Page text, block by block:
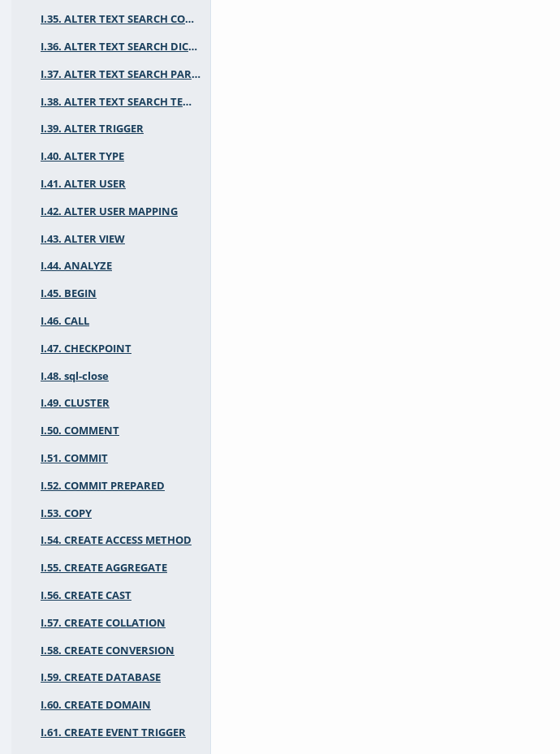
I.35. ALTER TEXT SEARCH CONFIGURATION
I.36. ALTER TEXT SEARCH DICTIONARY
I.37. ALTER TEXT SEARCH PARSER
I.38. ALTER TEXT SEARCH TEMPLATE
I.39. ALTER TRIGGER
I.40. ALTER TYPE
I.41. ALTER USER
I.42. ALTER USER MAPPING
I.43. ALTER VIEW
I.44. ANALYZE
I.45. BEGIN
I.46. CALL
I.47. CHECKPOINT
I.48. sql-close
I.49. CLUSTER
I.50. COMMENT
I.51. COMMIT
I.52. COMMIT PREPARED
I.53. COPY
I.54. CREATE ACCESS METHOD
I.55. CREATE AGGREGATE
I.56. CREATE CAST
I.57. CREATE COLLATION
I.58. CREATE CONVERSION
I.59. CREATE DATABASE
I.60. CREATE DOMAIN
I.61. CREATE EVENT TRIGGER